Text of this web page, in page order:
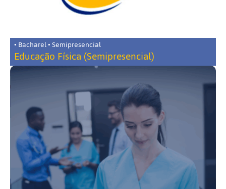
• Bacharel • Semipresencial
Educação Física (Semipresencial)